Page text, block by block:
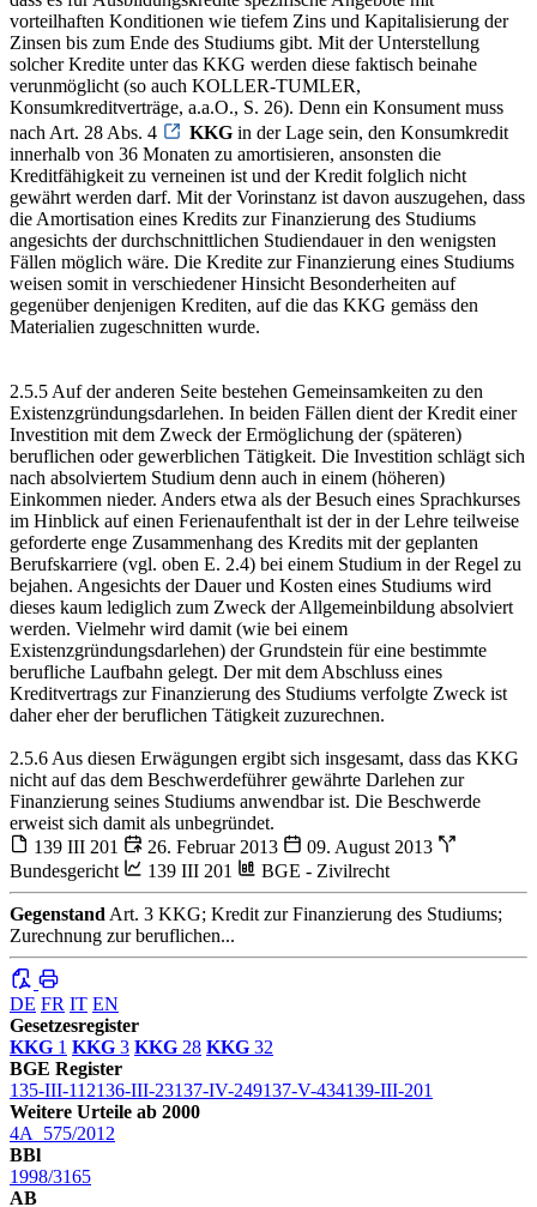
vorteilhaften Konditionen wie tiefem Zins und Kapitalisierung der
Zinsen bis zum Ende des Studiums gibt. Mit der Unterstellung
solcher Kredite unter das KKG werden diese faktisch beinahe
verunmöglicht (so auch KOLLER-TUMLER,
Konsumkreditverträge, a.a.O., S. 26). Denn ein Konsument muss
nach Art. 28 Abs. 4
KKG in der Lage sein, den Konsumkredit
innerhalb von 36 Monaten zu amortisieren, ansonsten die
Kreditfähigkeit zu verneinen ist und der Kredit folglich nicht
gewährt werden darf. Mit der Vorinstanz ist davon auszugehen, dass
die Amortisation eines Kredits zur Finanzierung des Studiums
angesichts der durchschnittlichen Studiendauer in den wenigsten
Fällen möglich wäre. Die Kredite zur Finanzierung eines Studiums
weisen somit in verschiedener Hinsicht Besonderheiten auf
gegenüber denjenigen Krediten, auf die das KKG gemäss den
Materialien zugeschnitten wurde.
2.5.5 Auf der anderen Seite bestehen Gemeinsamkeiten zu den
Existenzgründungsdarlehen. In beiden Fällen dient der Kredit einer
Investition mit dem Zweck der Ermöglichung der (späteren)
beruflichen oder gewerblichen Tätigkeit. Die Investition schlägt sich
nach absolviertem Studium denn auch in einem (höheren)
Einkommen nieder. Anders etwa als der Besuch eines Sprachkurses
im Hinblick auf einen Ferienaufenthalt ist der in der Lehre teilweise
geforderte enge Zusammenhang des Kredits mit der geplanten
Berufskarriere (vgl. oben E. 2.4) bei einem Studium in der Regel zu
bejahen. Angesichts der Dauer und Kosten eines Studiums wird
dieses kaum lediglich zum Zweck der Allgemeinbildung absolviert
werden. Vielmehr wird damit (wie bei einem
Existenzgründungsdarlehen) der Grundstein für eine bestimmte
berufliche Laufbahn gelegt. Der mit dem Abschluss eines
Kreditvertrags zur Finanzierung des Studiums verfolgte Zweck ist
daher eher der beruflichen Tätigkeit zuzurechnen.
2.5.6 Aus diesen Erwägungen ergibt sich insgesamt, dass das KKG
nicht auf das dem Beschwerdeführer gewährte Darlehen zur
Finanzierung seines Studiums anwendbar ist. Die Beschwerde
erweist sich damit als unbegründet.
139 III 201
26. Februar 2013
09. August 2013
Bundesgericht
139 III 201 BGE - Zivilrecht
Gegenstand Art. 3 KKG; Kredit zur Finanzierung des Studiums;
Zurechnung zur beruflichen...
DE FR IT EN
Gesetzesregister
KKG 1 KKG 3 KKG 28 KKG 32
BGE Register
135-III-112136-III-23137-IV-249137-V-434139-III-201
Weitere Urteile ab 2000
4A_575/2012
BBl
1998/3165
AB